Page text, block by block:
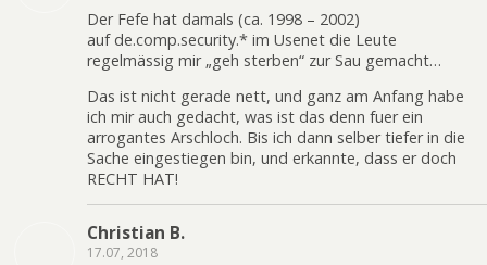
Der Fefe hat damals (ca. 1998 – 2002)
auf de.comp.security.* im Usenet die Leute
regelmässig mir „geh sterben“ zur Sau gemacht…
Das ist nicht gerade nett, und ganz am Anfang habe
ich mir auch gedacht, was ist das denn fuer ein
arrogantes Arschloch. Bis ich dann selber tiefer in die
Sache eingestiegen bin, und erkannte, dass er doch
RECHT HAT!
Christian B.
17.07, 2018